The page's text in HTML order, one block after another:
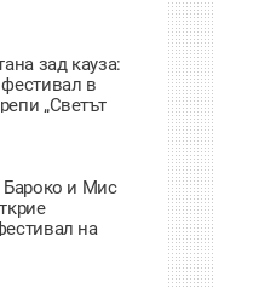
зад кауза:
в
„Светът
Бароко и Мис
на